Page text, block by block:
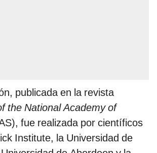
publicada en la revista
the National Academy of
fue realizada por científicos
Institute, la Universidad de